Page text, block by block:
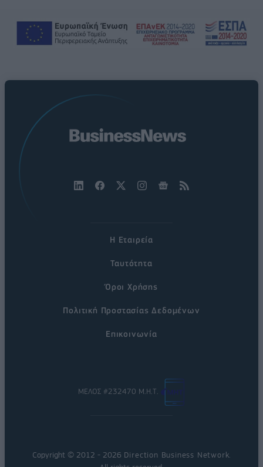
Η Εταιρεία
Ταυτότητα
Όροι Χρήσης
Πολιτική Προστασίας Δεδομένων
Επικοινωνία
ΜΕΛΟΣ #232470 Μ.Η.Τ.
Copyright © 2012 - 2026 Direction Business Network